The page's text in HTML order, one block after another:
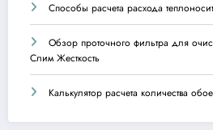
Способы расчета расхода
Обзор проточного фильтра для
Слим Жесткость
Калькулятор расчета количества